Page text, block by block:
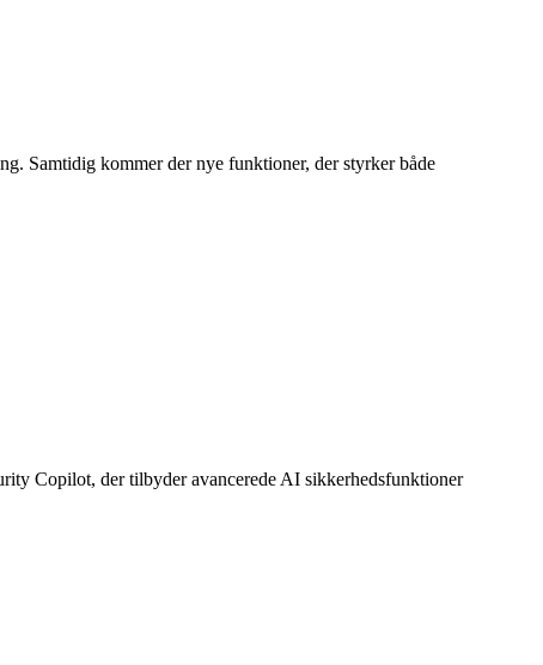
Samtidig kommer der nye funktioner, der styrker både
Copilot, der tilbyder avancerede AI sikkerhedsfunktioner